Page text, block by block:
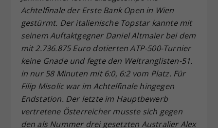
Achtelfinale der Erste Bank Open in Wien
gestürmt. Der italienische Topstar kannte mit
seinem Auftaktgegner Daniel Altmaier bei dem
mit 2.736.875 Euro dotierten ATP-500-Turnier
keine Gnade und fegte den Weltranglisten-51.
in nur 58 Minuten mit 6:0, 6:2 vom Platz. Für
Filip Misolic war im Achtelfinale hingegen
Endstation. Der letzte im Hauptbewerb
vertretene Österreicher musste sich gegen
den als Nummer drei gesetzten Australier Alex
Zweck
Dieser Wert speichert Ihre Consent-
Einstellungen. Unter anderem eine
zufällig generierte ID, für die
historische Speicherung Ihrer
Webseiten-Betreiber dies eingestellt
hat.